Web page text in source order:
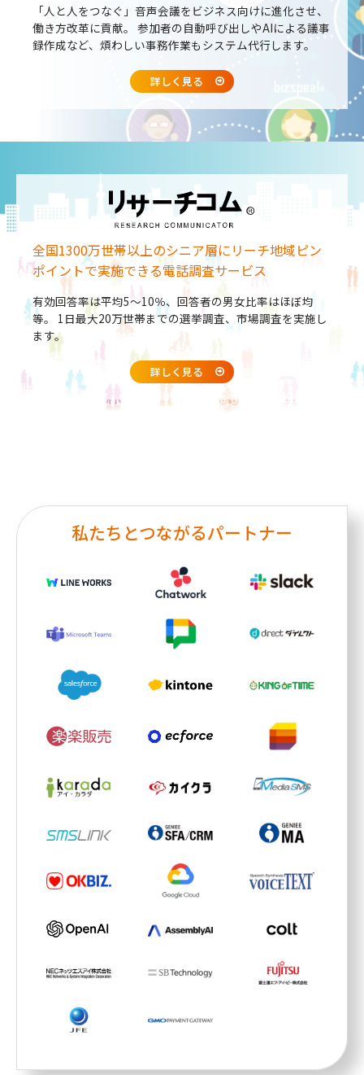
「人と人をつなぐ」音声会議をビジネス向けに進化させ、
働き方改革に貢献。 参加者の自動呼び出しやAIによる議事
録作成など、煩わしい事務作業もシステム代行します。
詳しく見る
全国1300万世帯以上のシニア層にリーチ地域ピン
ポイントで実施できる電話調査サービス
有効回答率は平均5～10％、回答者の男女比率はほぼ均
等。
1日最大20万世帯までの選挙調査、市場調査を実施し
ます。
詳しく見る
私たちとつながるパートナー